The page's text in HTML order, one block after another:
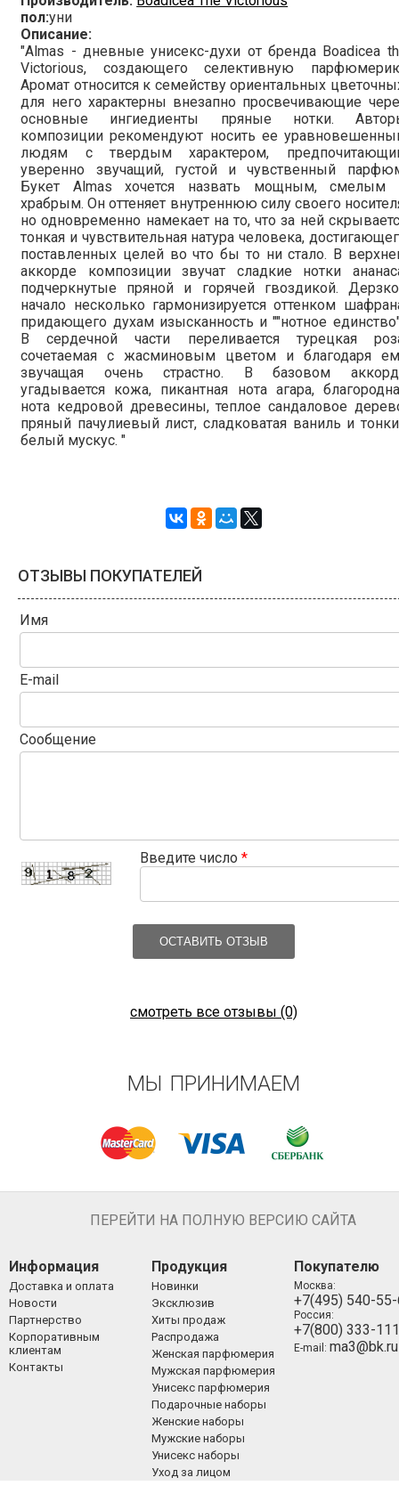
пол:уни
Описание:
"Almas - дневные унисекс-духи от бренда Boadicea
Victorious, создающего селективную
Аромат относится к семейству ориентальных
для него характерны внезапно просвечивающие
основные ингиедиенты пряные нотки.
композиции рекомендуют носить ее
людям с твердым характером,
уверенно звучащий, густой и чувственный
Букет Almas хочется назвать мощным, смелым
храбрым. Он оттеняет внутреннюю силу своего
но одновременно намекает на то, что за ней
тонкая и чувствительная натура человека,
поставленных целей во что бы то ни стало. В
аккорде композиции звучат сладкие нотки
подчеркнутые пряной и горячей гвоздикой.
начало несколько гармонизируется оттенком
придающего духам изысканность и ""нотное
В сердечной части переливается турецкая
сочетаемая с жасминовым цветом и благодаря
звучащая очень страстно. В базовом
угадывается кожа, пикантная нота агара,
нота кедровой древесины, теплое сандаловое
пряный пачулиевый лист, сладковатая ваниль и
белый мускус. "
ОТЗЫВЫ ПОКУПАТЕЛЕЙ
Имя
E-mail
Сообщение
Введите число *
ОСТАВИТЬ ОТЗЫВ
смотреть все отзывы (0)
МЫ ПРИНИМАЕМ
ПЕРЕЙТИ НА ПОЛНУЮ ВЕРСИЮ САЙТА
Информация
Доставка и оплата
Новости
Партнерство
Корпоративным
клиентам
Контакты
Продукция
Новинки
Эксклюзив
Хиты продаж
Распродажа
Женская парфюмерия
Мужская парфюмерия
Унисекс парфюмерия
Подарочные наборы
Женские наборы
Мужские наборы
Унисекс наборы
Уход за лицом
Покупателю
Москва:
+7(495) 540-
Россия:
+7(800) 333-
E-mail: ma3@bk.ru